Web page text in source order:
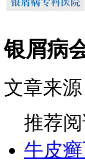
银屑病
文章来
推荐
牛皮